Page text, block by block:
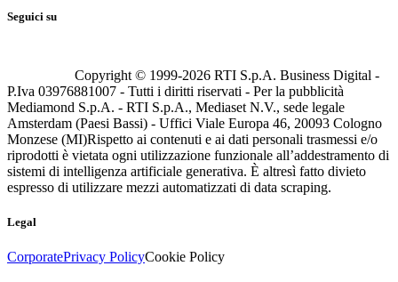
Seguici su
Copyright © 1999-2026 RTI S.p.A. Business Digital -
P.Iva 03976881007 - Tutti i diritti riservati - Per la pubblicità
Mediamond S.p.A. - RTI S.p.A., Mediaset N.V., sede legale
Amsterdam (Paesi Bassi) - Uffici Viale Europa 46, 20093 Cologno
Monzese (MI)Rispetto ai contenuti e ai dati personali trasmessi e/o
riprodotti è vietata ogni utilizzazione funzionale all’addestramento di
sistemi di intelligenza artificiale generativa. È altresì fatto divieto
espresso di utilizzare mezzi automatizzati di data scraping.
Legal
CorporatePrivacy PolicyCookie Policy